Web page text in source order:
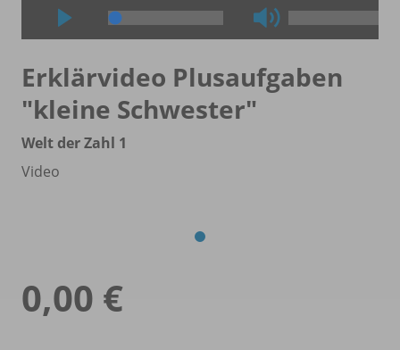
Erklärvideo Plusaufgaben
"kleine Schwester"
Welt der Zahl 1
Video
0,00 €